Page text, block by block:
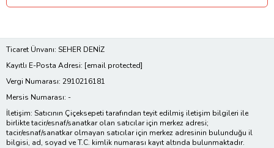
Ticaret Ünvanı: SEHER DENİZ
Kayıtlı E-Posta Adresi: [email protected]
Vergi Numarası: 2910216181
Mersis Numarası: -
İletişim: Satıcının Çiçeksepeti tarafından teyit edilmiş iletişim bilgileri ile
birlikte tacir/esnaf/sanatkar olan satıcılar için merkez adresi;
tacir/esnaf/sanatkar olmayan satıcılar için merkez adresinin bulunduğu il
bilgisi, ad, soyad ve T.C. kimlik numarası kayıt altında bulunmaktadır.